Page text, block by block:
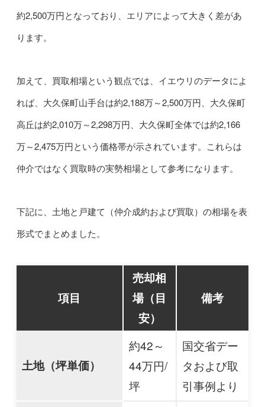
約2,500万円となっており、エリアによって大きく差があ
ります。
加えて、買取相場という観点では、イエウリのデータによ
れば、大久保町山手台は約2,188万～2,500万円、大久保町
高丘は約2,010万～2,298万円、大久保町全体では約2,166
万～2,475万円という価格帯が示されています。これらは
仲介ではなく買取時の実勢相場として参考になります。
下記に、土地と戸建て（仲介成約および買取）の相場を表
形式でまとめました。
項目
売却相
場（目
安）
備考
土地（坪単価）
約42～
44万円/
坪
国交省デー
タおよび取
引事例より